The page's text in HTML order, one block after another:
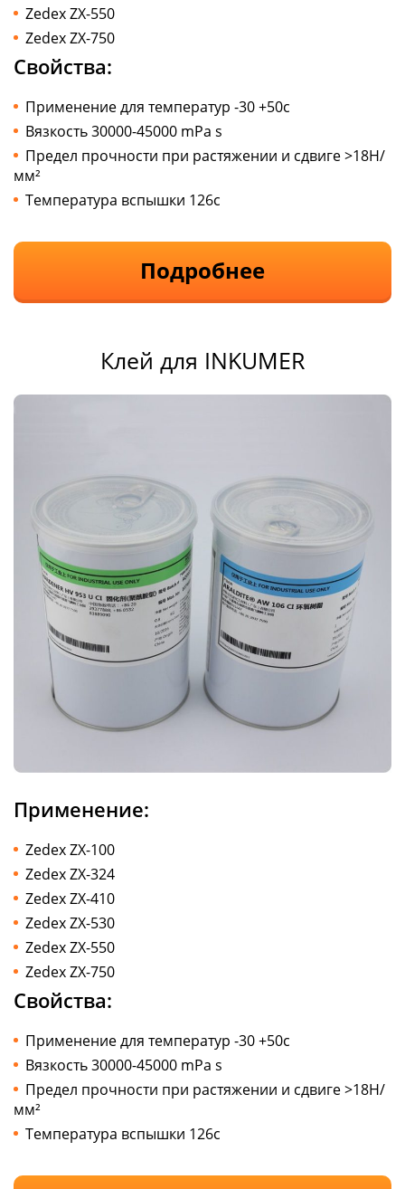
Zedex ZX-550
Zedex ZX-750
Свойства:
Применение для температур -30 +50с
Вязкость 30000-45000 mPa s
Предел прочности при растяжении и сдвиге >18Н/
мм²
Температура вспышки 126с
Подробнее
Клей для INKUMER
Применение:
Zedex ZX-100
Zedex ZX-324
Zedex ZX-410
Zedex ZX-530
Zedex ZX-550
Zedex ZX-750
Свойства:
Применение для температур -30 +50с
Вязкость 30000-45000 mPa s
Предел прочности при растяжении и сдвиге >18Н/
мм²
Температура вспышки 126с